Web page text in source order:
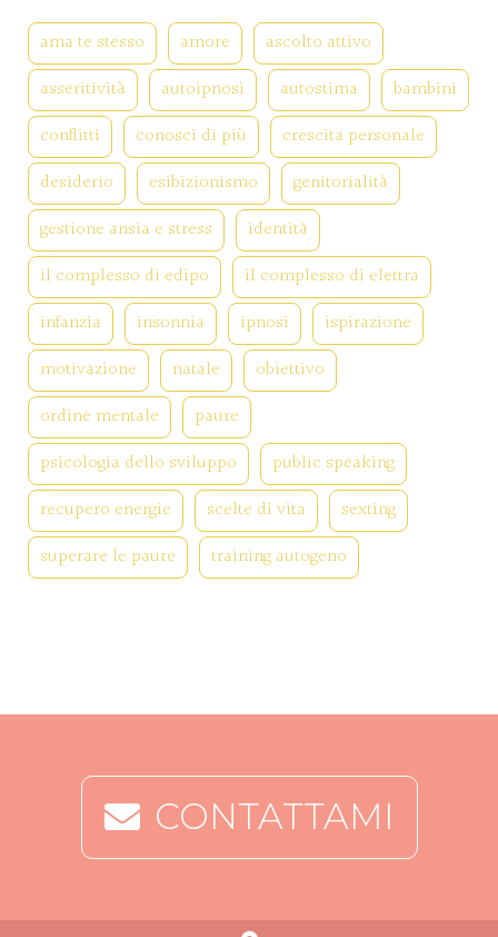
ama te stesso amore
ascolto attivo
asseritività
autoipnosi autostima
bambini
conflitti
conosci di più
crescita personale
desiderio
esibizionismo
genitorialità
gestione ansia e stress
identità
il complesso di edipo
il complesso di elettra
infanzia
insonnia ipnosi
ispirazione
motivazione
natale
obiettivo
ordine mentale
paure
psicologia dello sviluppo
public speaking
recupero energie
scelte di vita
sexting
superare le paure
training autogeno
CONTATTAMI